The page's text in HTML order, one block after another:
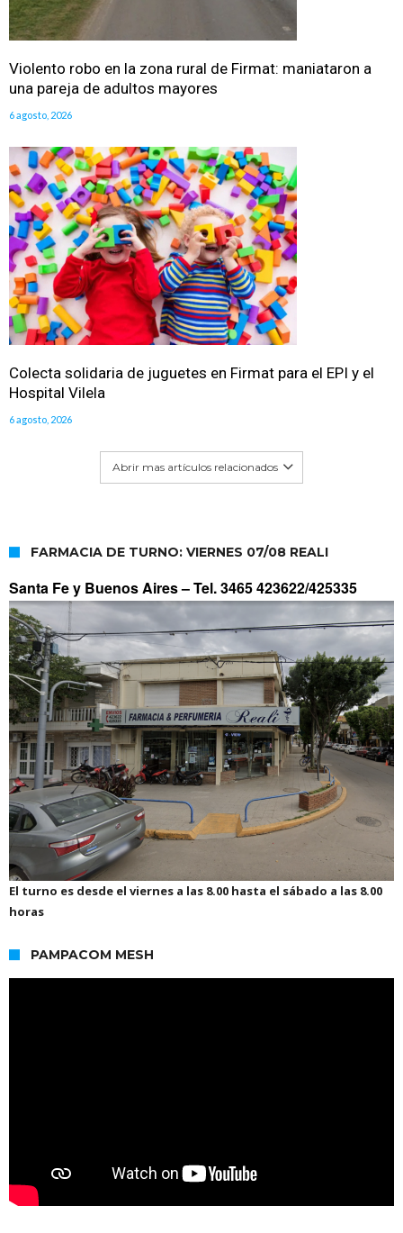
Violento robo en la zona rural de Firmat: maniataron a
una pareja de adultos mayores
6 agosto, 2026
Colecta solidaria de juguetes en Firmat para el EPI y el
Hospital Vilela
6 agosto, 2026
Abrir mas artículos relacionados
FARMACIA DE TURNO: VIERNES 07/08 REALI
Santa Fe y Buenos Aires –Tel. 3465 423622/425335
El turno es desde el viernes a las 8.00 hasta el sábado a las 8.00
horas
PAMPACOM MESH